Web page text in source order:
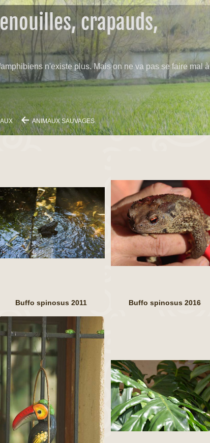
crapauds,
n'existe plus. Mais on ne va pas se faire mal à
ANIMAUX SAUVAGES
Buffo spinosus 2011 Buffo spinosus 2016